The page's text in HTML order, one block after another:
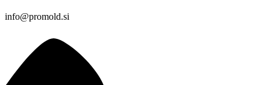
info@promold.si